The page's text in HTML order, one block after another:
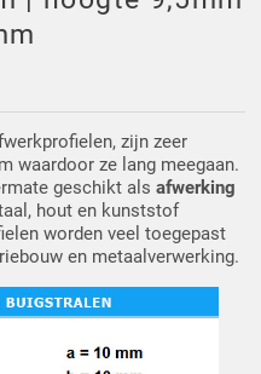
zijn zeer
waardoor ze lang meegaan.
geschikt als afwerking
hout en kunststof
worden veel toegepast
en metaalverwerking.